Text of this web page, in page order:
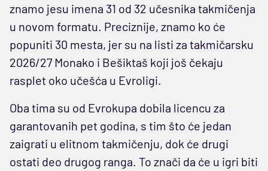
znamo jesu imena 31 od 32 učesnika takmičenja
u novom formatu. Preciznije, znamo ko će
popuniti 30 mesta, jer su na listi za takmičarsku
2026/27 Monako i Bešiktaš koji još čekaju
rasplet oko učešća u Evroligi.
Oba tima su od Evrokupa dobila licencu za
garantovanih pet godina, s tim što će jedan
zaigrati u elitnom takmičenju, dok će drugi
ostati deo drugog ranga. To znači da će u igri biti